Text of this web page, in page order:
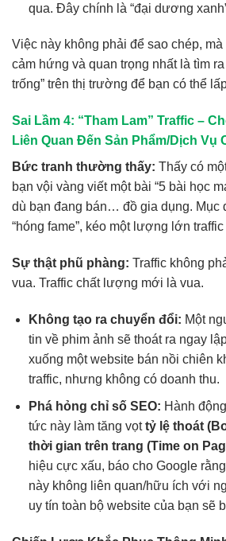
qua. Đây chính là “đại dương
Việc này không phải để sao chép,
cảm hứng và quan trọng nhất là tìm
trống” trên thị trường để bạn có thể
Sai Lầm 4: “Tham Lam” Traffic –
Liên Quan Đến Sản Phẩm/Dịch Vụ
Bức tranh thường thấy: Thấy có
bạn vội vàng viết một bài “5 bài học
dù bạn đang bán… đồ gia dụng. Mục
“hóng fame”, kéo một lượng lớn
Sự thật phũ phàng: Traffic không
vua. Traffic chất lượng mới là vua.
Không tạo ra chuyển đổi: Một
tin về phim ảnh sẽ thoát ra ngay
xuống một website bán nồi chiên
traffic, nhưng không có doanh thu.
Phá hỏng chỉ số SEO: Hành
tức này làm tăng vọttỷ lệ thoát
thời gian trên trang (Time on
hiệu cực xấu, báo cho Google
này không liên quan/hữu ích với
uy tín toàn bộ website của bạn sẽ